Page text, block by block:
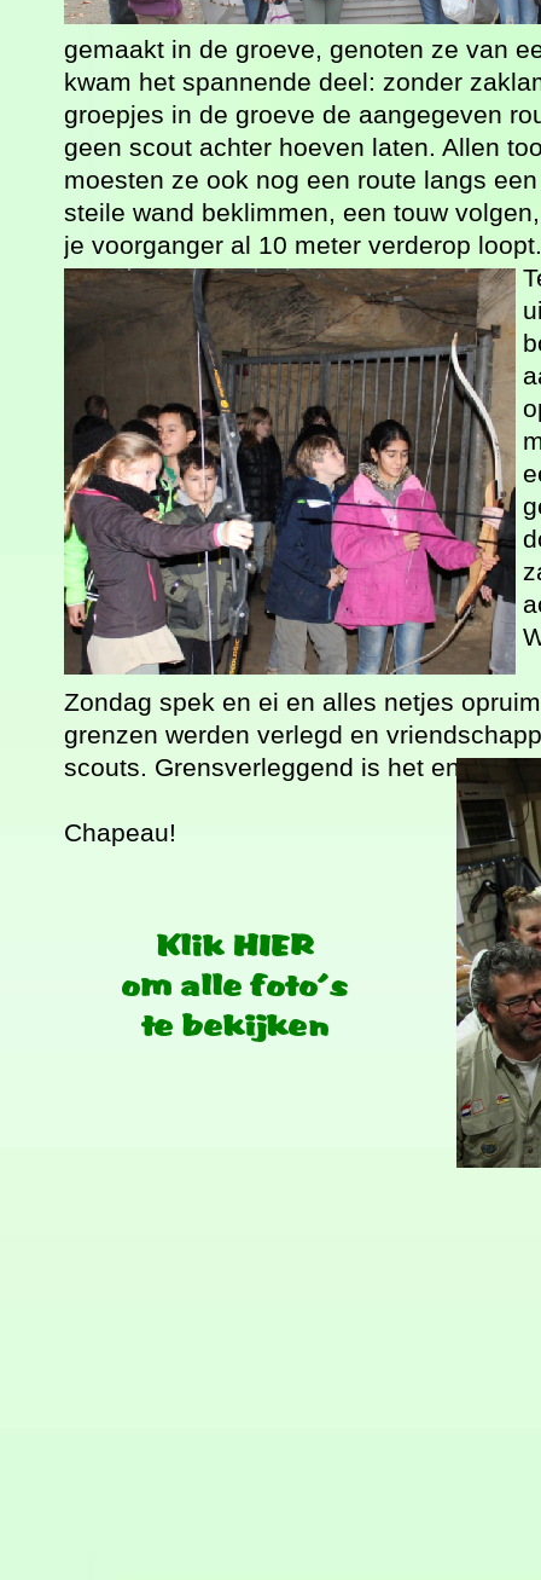
gemaakt in de groeve, genoten ze van
kwam het spannende deel: zonder
groepjes in de groeve de aangegeven
geen scout achter hoeven laten. Allen
moesten ze ook nog een route langs
steile wand beklimmen, een touw
je voorganger al 10 meter verderop
Zondag spek en ei en alles netjes
grenzen werden verlegd en
scouts. Grensverleggend is het enige
Chapeau!